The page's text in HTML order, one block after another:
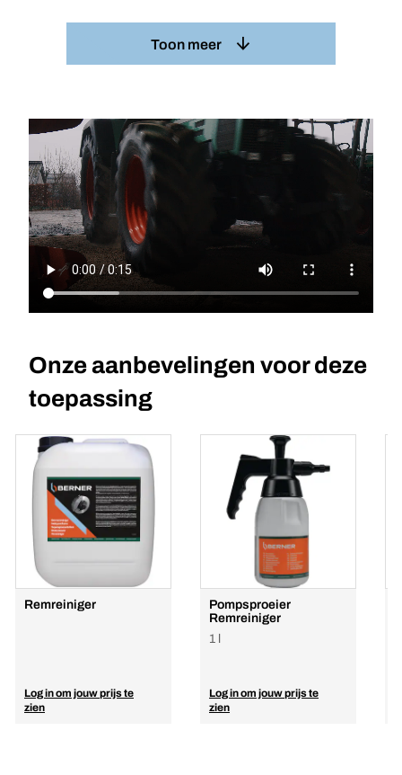
Toon meer
Onze aanbevelingen voor deze
toepassing
Remreiniger
Log in om jouw prijs te
zien
Pompsproeier
Remreiniger
1 l
Log in om jouw prijs te
zien